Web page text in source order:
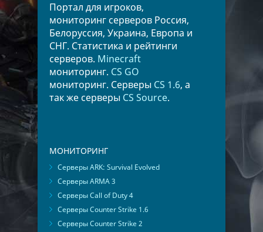
Портал для игроков,
мониторинг серверов Россия,
Белоруссия, Украина, Европа и
СНГ. Статистика и рейтинги
серверов. Minecraft
мониторинг. CS GO
мониторинг. Серверы CS 1.6, а
так же серверы CS Source.
МОНИТОРИНГ
Серверы ARK: Survival Evolved
Серверы ARMA 3
Серверы Call of Duty 4
Серверы Counter Strike 1.6
Серверы Counter Strike 2